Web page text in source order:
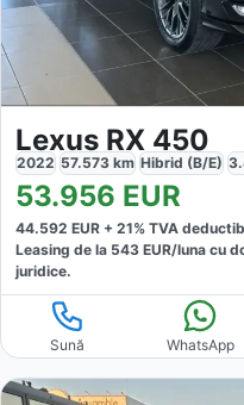
Lexus RX 450
2022 57.573 km Hibrid (B/E)
53.956 EUR
44.592 EUR + 21% TVA
Leasing de la 543 EUR/luna cu
juridice.
Sună WhatsApp